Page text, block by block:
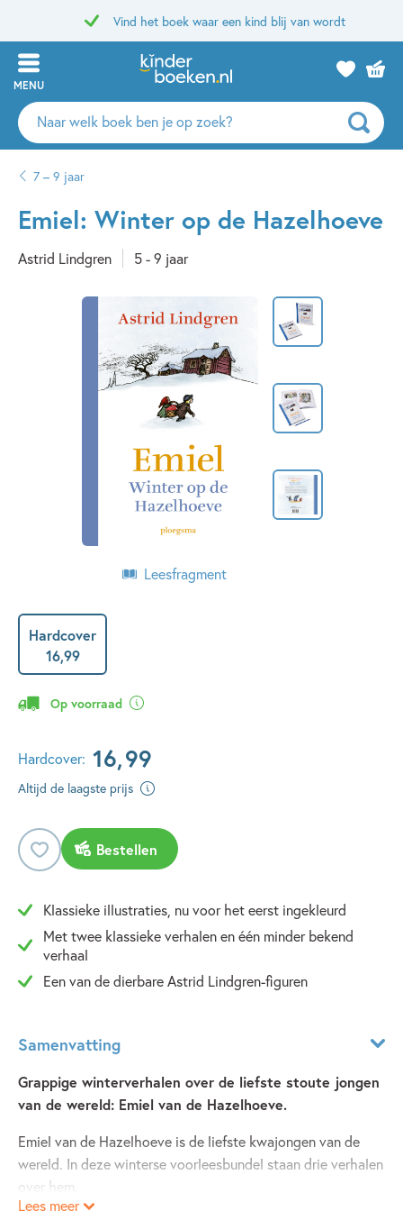
Vind het boek waar een kind blij van wordt
MENU
Zoeken
naar
auteurs
uitgevers
7 – 9 jaar
Emiel: Winter op de Hazelhoeve
Astrid Lindgren 5 - 9 jaar
Leesfragment
Hardcover
16,99
Op voorraad
Hardcover: 16,99
Altijd de laagste prijs
Bestellen
Klassieke illustraties, nu voor het eerst ingekleurd
Met twee klassieke verhalen en één minder bekend
verhaal
Een van de dierbare Astrid Lindgren-figuren
Samenvatting
Grappige winterverhalen over de liefste stoute jongen
van de wereld: Emiel van de Hazelhoeve.
Emiel van de Hazelhoeve is de liefste kwajongen van de
wereld. In deze winterse voorleesbundel staan drie verhalen
over hem.
Lees meer